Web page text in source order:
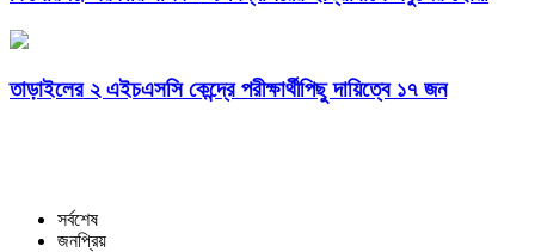
তাড়াইলের ২ এইচএসসি কেন্দ্রে পরীক্ষার্থীপিছু দায়িত্বে ১৭ জন
সর্বশেষ
জনপ্রিয়